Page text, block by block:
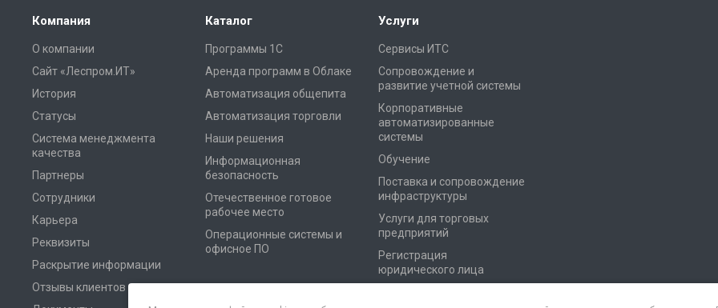
Компания
О компании
Сайт «Леспром.ИТ»
История
Статусы
Система менеджмента
качества
Партнеры
Сотрудники
Карьера
Реквизиты
Раскрытие информации
Отзывы клиентов
Каталог
Программы 1С
Аренда программ в Облаке
Автоматизация общепита
Автоматизация торговли
Наши решения
Информационная
безопасность
Отечественное готовое
рабочее место
Операционные системы и
офисное ПО
Услуги
Сервисы ИТС
Сопровождение и
развитие учетной системы
Корпоративные
автоматизированные
системы
Обучение
Поставка и сопровождение
инфраструктуры
Услуги для торговых
предприятий
Регистрация
юридического лица